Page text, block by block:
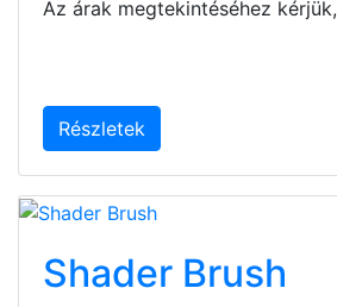
Az árak megtekintéséhez kérjük,
Részletek
Shader Brush